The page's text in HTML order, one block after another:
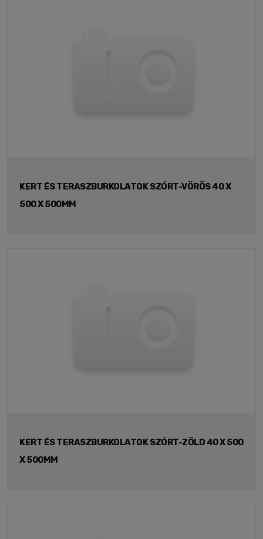
KERT ÉS TERASZBURKOLATOK SZÓRT-VÖRÖS 40 X
500 X 500MM
KERT ÉS TERASZBURKOLATOK SZÓRT-ZÖLD 40 X 500
X 500MM